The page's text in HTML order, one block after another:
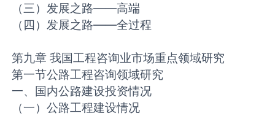
（三）发展之路——高端
（四）发展之路——全过程
第九章 我国工程咨询业市场重点领域研究
第一节公路工程咨询领域研究
一、国内公路建设投资情况
（一）公路工程建设情况